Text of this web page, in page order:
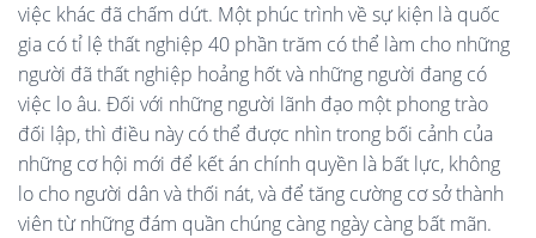
việc khác đã chấm dứt. Một phúc trình về sự kiện là quốc
gia có tỉ lệ thất nghiệp 40 phần trăm có thể làm cho những
người đã thất nghiệp hoảng hốt và những người đang có
việc lo âu. Đối với những người lãnh đạo một phong trào
đối lập, thì điều này có thể được nhìn trong bối cảnh của
những cơ hội mới để kết án chính quyền là bất lực, không
lo cho người dân và thối nát, và để tăng cường cơ sở thành
viên từ những đám quần chúng càng ngày càng bất mãn.